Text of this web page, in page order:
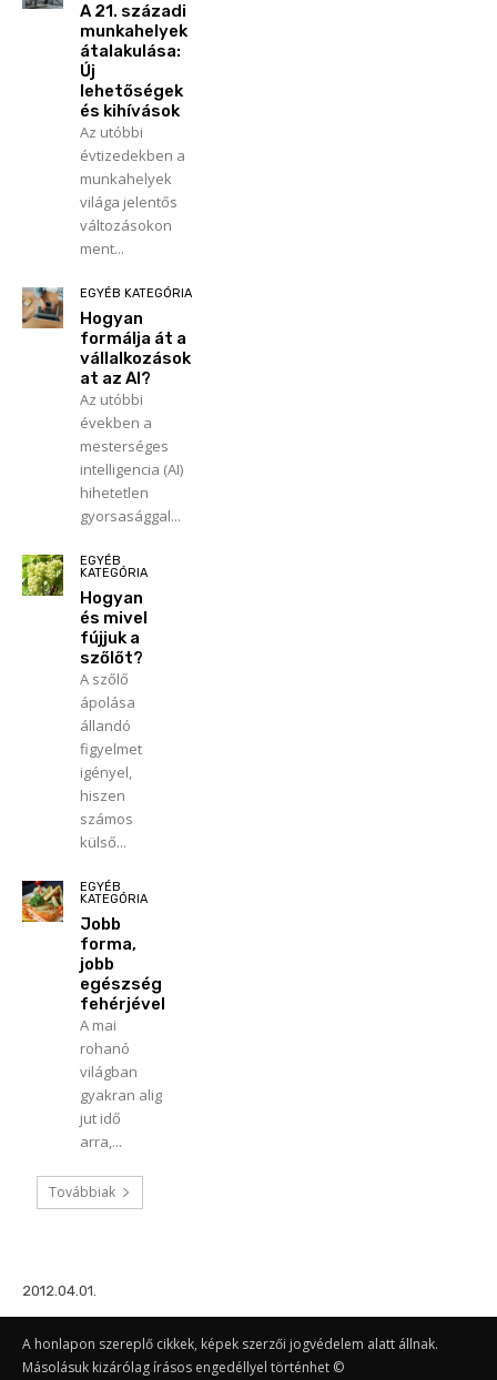
A 21. századi
munkahelyek
átalakulása:
Új
lehetőségek
és kihívások
Az utóbbi
évtizedekben a
munkahelyek
világa jelentős
változásokon
ment...
EGYÉB KATEGÓRIA
Hogyan
formálja át a
vállalkozások
at az AI?
Az utóbbi
években a
mesterséges
intelligencia (AI)
hihetetlen
gyorsasággal...
EGYÉB
KATEGÓRIA
Hogyan
és mivel
fújjuk a
szőlőt?
A szőlő
ápolása
állandó
figyelmet
igényel,
hiszen
számos
külső...
EGYÉB
KATEGÓRIA
Jobb
forma,
jobb
egészség
fehérjével
A mai
rohanó
világban
gyakran alig
jut idő
arra,...
Továbbiak
2012.04.01.
A honlapon szereplő cikkek, képek szerzői jogvédelem alatt állnak.
Másolásuk kizárólag írásos engedéllyel történhet ©